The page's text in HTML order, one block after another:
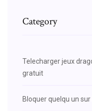
Category
Telecharger jeux
gratuit
Bloquer quelqu un